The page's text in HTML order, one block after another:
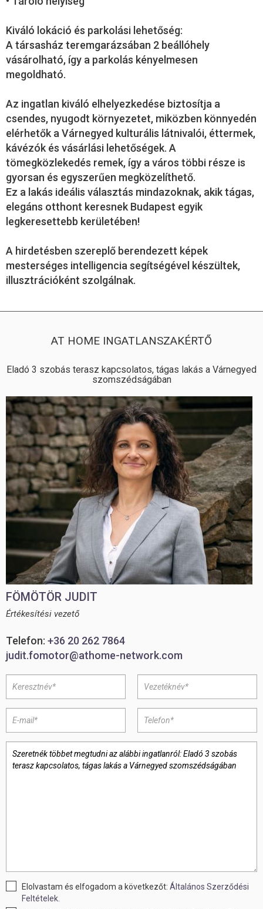
Kiváló lokáció és parkolási lehetőség:
A társasház teremgarázsában 2 beállóhely
vásárolható, így a parkolás kényelmesen
megoldható.
Az ingatlan kiváló elhelyezkedése biztosítja a
csendes, nyugodt környezetet, miközben könnyedén
elérhetők a Várnegyed kulturális látnivalói, éttermek,
kávézók és vásárlási lehetőségek. A
tömegközlekedés remek, így a város többi része is
gyorsan és egyszerűen megközelíthető.
Ez a lakás ideális választás mindazoknak, akik tágas,
elegáns otthont keresnek Budapest egyik
legkeresettebb kerületében!
A hirdetésben szereplő berendezett képek
mesterséges intelligencia segítségével készültek,
illusztrációként szolgálnak.
AT HOME INGATLANSZAKÉRTŐ
Eladó 3 szobás terasz kapcsolatos, tágas lakás a Várnegyed
szomszédságában
FÖMÖTÖR JUDIT
Értékesítési vezető
Telefon: +36 20 262 7864
judit.fomotor@athome-network.com
Elolvastam és elfogadom a következőt:Általános Szerződési
Feltételek.